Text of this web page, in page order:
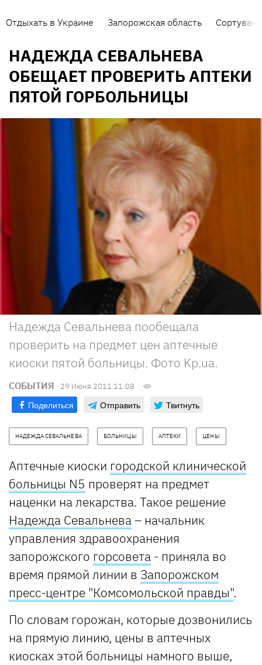
Отдыхать в Украине Запорожская область
НАДЕЖДА СЕВАЛЬНЕВА
ОБЕЩАЕТ ПРОВЕРИТЬ АПТЕКИ
ПЯТОЙ ГОРБОЛЬНИЦЫ
Надежда Севальнева пообещала
проверить на предмет цен аптечные
киоски пятой больницы. Фото Kp.ua.
СОБЫТИЯ 29 Июня 2011 11:08
Поделиться Отправить Твитнуть
НАДЕЖДА СЕВАЛЬНЕВА БОЛЬНИЦЫ АПТЕКИ ЦЕНЫ
Аптечные киоски городской клинической
больницы N5 проверят на предмет
наценки на лекарства. Такое решение
Надежда Севальнева– начальник
управления здравоохранения
запорожского горсовета - приняла во
время прямой линии в Запорожском
пресс-центре "Комсомольской правды".
По словам горожан, которые дозвонились
на прямую линию, цены в аптечных
киосках этой больницы намного выше,